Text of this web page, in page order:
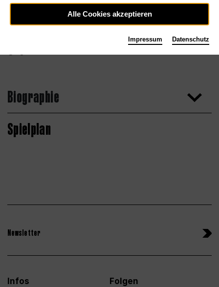
Biographie
Spielplan
Newsletter
Infos
Folgen
Alle Cookies akzeptieren
Impressum Datenschutz